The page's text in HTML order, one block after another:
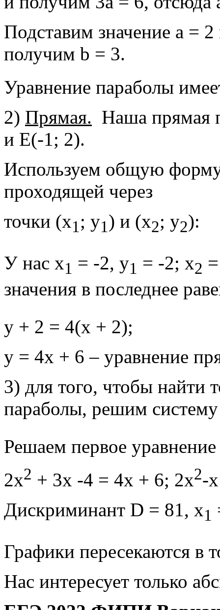
Подставим значение а =
получим b = 3.
Уравнение параболы
2) Прямая. Наша прямая
и Е(-1; 2).
Используем общую
проходящей через
точки (х1; у1) и (х2; у2):
У нас х1 = -2, у1 = -2; х2
значения в последнее
у + 2 = 4(х + 2);
у = 4х + 6 – уравнение
3) для того, чтобы найти
параболы, решим
Решаем первое
2х2 + 3х -4 = 4х + 6; 2х2-
Дискриминант D = 81, x1
Графики пересекаются в
Нас интересует только